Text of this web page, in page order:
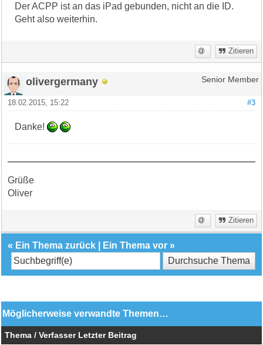
Der ACPP ist an das iPad gebunden, nicht an die ID.
Geht also weiterhin.
Zitieren
olivergermany Senior Member
#3
18.02.2015, 15:22
Danke!
Grüße
Oliver
Zitieren
« Ein Thema zurück Ein Thema vor »
Möglicherweise verwandte Themen…
Thema / Verfasser Letzter Beitrag